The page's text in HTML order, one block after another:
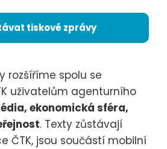
tiskové zprávy
rozšíříme spolu se
uživatelům agenturního
ekonomická sféra,
. Texty zůstávají
ČTK, jsou součástí mobilní